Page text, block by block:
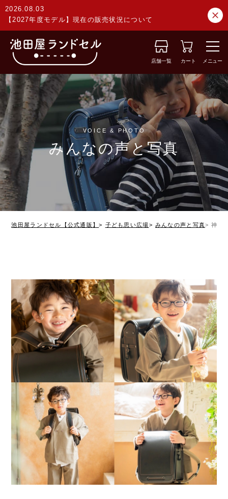
2026.08.03
【2027年度モデル】現在の販売状況について
店舗一覧 カート メニュー
VOICE & PHOTO
みんなの声と写真
池田屋ランドセル【公式通販】 子ども思い広場 みんなの声と写真 神奈